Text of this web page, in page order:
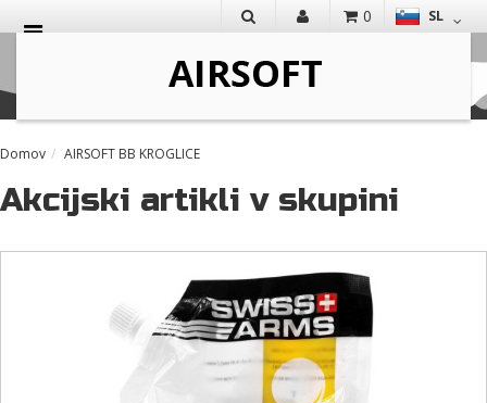
SL
0
Domov AIRSOFT BB KROGLICE
Akcijski artikli v skupini